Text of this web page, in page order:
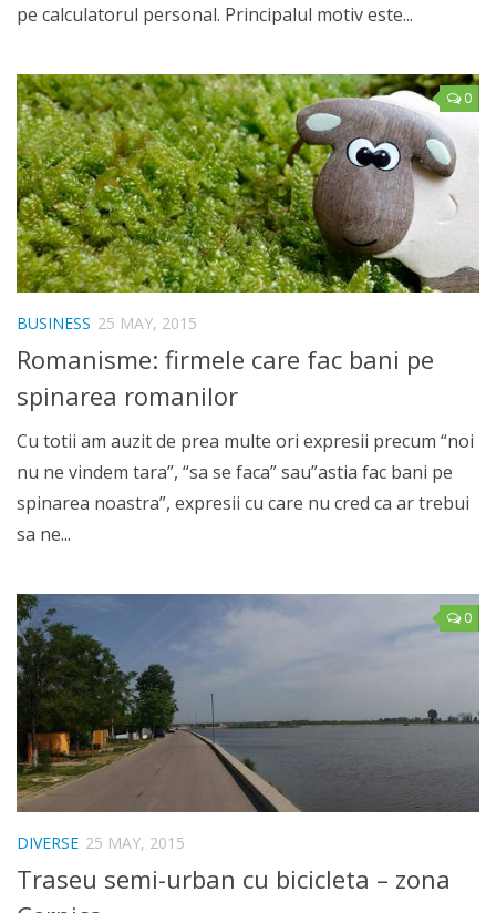
pe calculatorul personal. Principalul motiv este...
0
BUSINESS 25 MAY, 2015
Romanisme: firmele care fac bani pe
spinarea romanilor
Cu totii am auzit de prea multe ori expresii precum “noi
nu ne vindem tara”, “sa se faca” sau”astia fac bani pe
spinarea noastra”, expresii cu care nu cred ca ar trebui
sa ne...
0
DIVERSE 25 MAY, 2015
Traseu semi-urban cu bicicleta – zona